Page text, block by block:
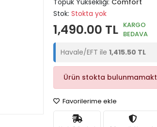
Topuk Yüksekliği: Comfort
Stok: Stokta yok
1,490.00 TL KARGO
BEDAVA
Havale/EFT ile 1,415.50 TL
Ürün stokta
Favorilerime ekle